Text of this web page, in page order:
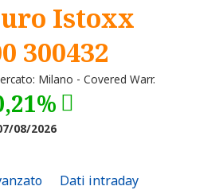
Istoxx
300432
Milano - Covered Warr.
08/2026
Dati intraday